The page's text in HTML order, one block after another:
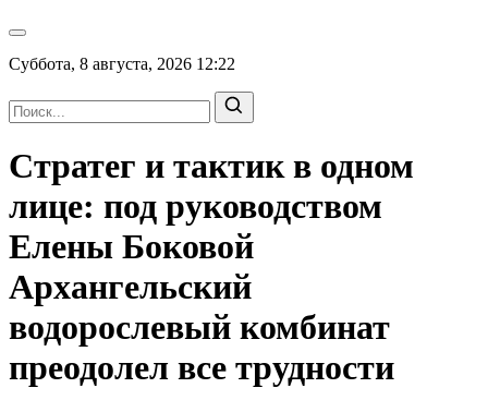
Суббота, 8 августа, 2026 12:22
Стратег и тактик в одном
лице: под руководством
Елены Боковой
Архангельский
водорослевый комбинат
преодолел все трудности